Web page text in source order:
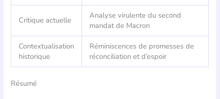
Critique actuelle
Analyse virulente du second
mandat de Macron
Contextualisation
historique
Réminiscences de promesses de
réconciliation et d’espoir
Résumé